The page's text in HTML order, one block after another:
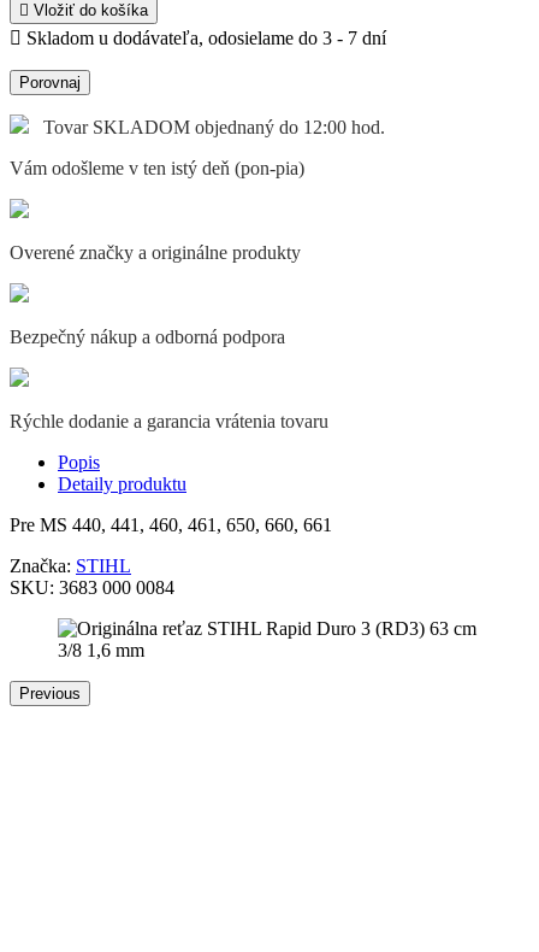
 Vložiť do košíka
 Skladom u dodávateľa, odosielame do 3 - 7 dní
Porovnaj
Tovar SKLADOM objednaný do 12:00 hod.
Vám odošleme v ten istý deň (pon-pia)
Overené značky a originálne produkty
Bezpečný nákup a odborná podpora
Rýchle dodanie a garancia vrátenia tovaru
Popis
Detaily produktu
Pre MS 440, 441, 460, 461, 650, 660, 661
Značka: STIHL
SKU: 3683 000 0084
Previous